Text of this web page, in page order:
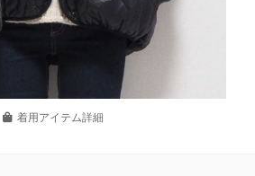
着用アイテム詳細